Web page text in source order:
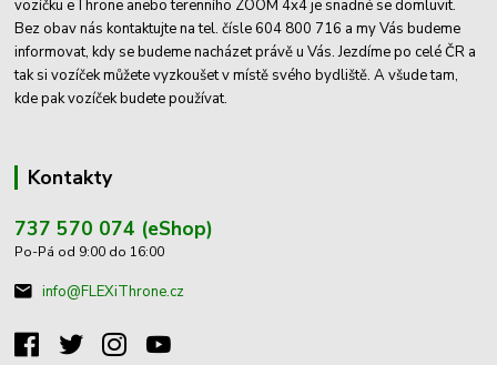
vozíčku eThrone anebo terenního ZOOM 4x4 je snadné se domluvit.
Bez obav nás kontaktujte na tel. čísle 604 800 716 a my Vás budeme
informovat, kdy se budeme nacházet právě u Vás. Jezdíme po celé ČR a
tak si vozíček můžete vyzkoušet v místě svého bydliště. A všude tam,
kde pak vozíček budete používat.
Kontakty
737 570 074 (eShop)
Po-Pá od 9:00 do 16:00
info@FLEXiThrone.cz